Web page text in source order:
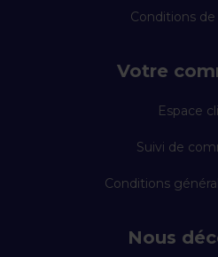
Conditions de
Votre
Espace
Suivi de
Conditions
Nous